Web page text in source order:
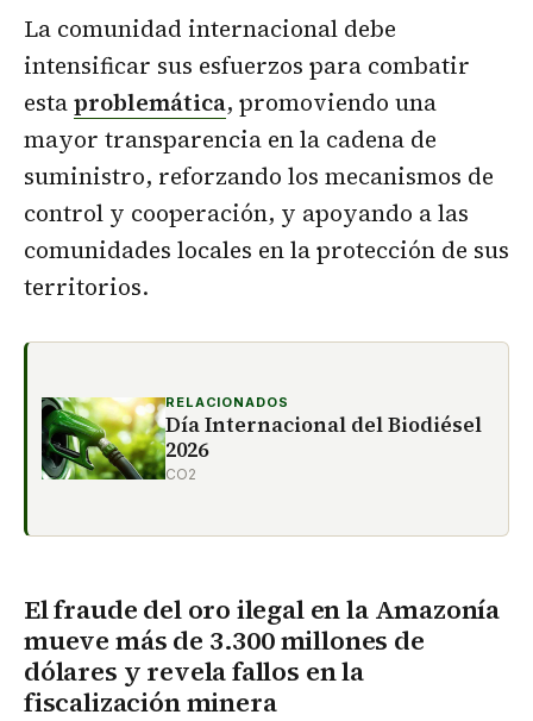
La comunidad internacional debe
intensificar sus esfuerzos para combatir
estaproblemática, promoviendo una
mayor transparencia en la cadena de
suministro, reforzando los mecanismos de
control y cooperación, y apoyando a las
comunidades locales en la protección de sus
territorios.
RELACIONADOS
Día Internacional del Biodiésel
2026
CO2
El fraude del oro ilegal en la Amazonía
mueve más de 3.300 millones de
dólares y revela fallos en la
fiscalización minera